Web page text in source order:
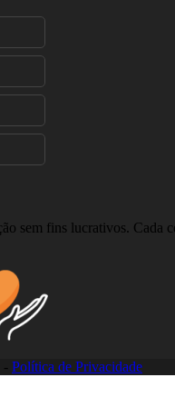
sem fins lucrativos. Cada
- Política de Privacidade